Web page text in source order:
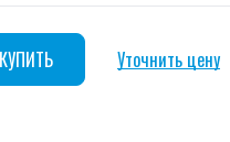
КУПИТЬ Уточнить цену